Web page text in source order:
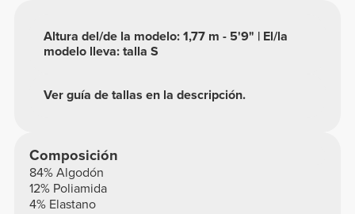
Ver guía de tallas en la descripción.
Altura del/de la modelo: 1,77 m - 5'9" | El/la
modelo lleva: talla S
Composición
84% Algodón
12% Poliamida
4% Elastano